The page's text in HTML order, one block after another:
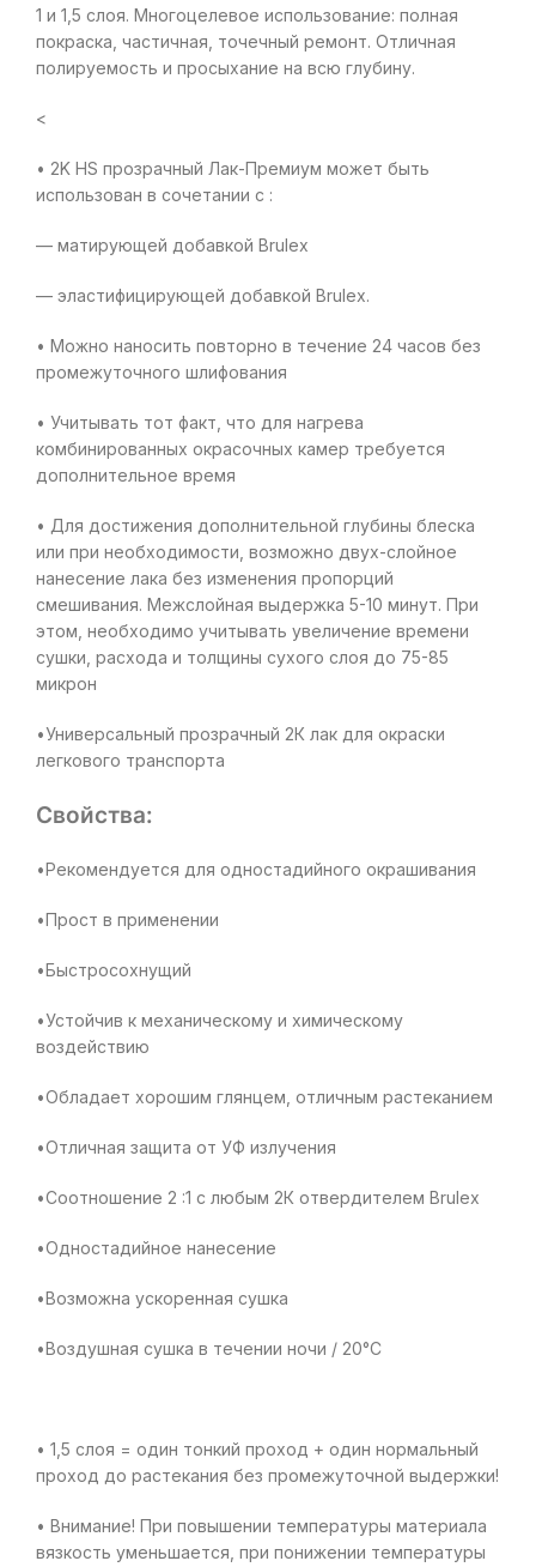
1 и 1,5 слоя. Многоцелевое использование: полная
покраска, частичная, точечный ремонт. Отличная
полируемость и просыхание на всю глубину.
<
• 2K HS прозрачный Лак-Премиум может быть
использован в сочетании с :
— матирующей добавкой Brulex
— эластифицирующей добавкой Brulex.
• Можно наносить повторно в течение 24 часов без
промежуточного шлифования
• Учитывать тот факт, что для нагрева
комбинированных окрасочных камер требуется
дополнительное время
• Для достижения дополнительной глубины блеска
или при необходимости, возможно двух-слойное
нанесение лака без изменения пропорций
смешивания. Межслойная выдержка 5-10 минут. При
этом, необходимо учитывать увеличение времени
сушки, расхода и толщины сухого слоя до 75-85
микрон
•Универсальный прозрачный 2К лак для окраски
легкового транспорта
Свойства:
•Рекомендуется для одностадийного окрашивания
•Прост в применении
•Быстросохнущий
•Устойчив к механическому и химическому
воздействию
•Обладает хорошим глянцем, отличным растеканием
•Отличная защита от УФ излучения
•Соотношение 2 :1 с любым 2К отвердителем Brulex
•Одностадийное нанесение
•Возможна ускоренная сушка
•Воздушная сушка в течении ночи / 20°С
• 1,5 слоя = один тонкий проход + один нормальный
проход до растекания без промежуточной выдержки!
• Внимание! При повышении температуры материала
вязкость уменьшается, при понижении температуры